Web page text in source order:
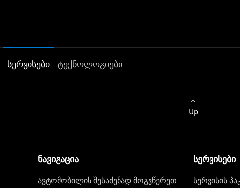
სერვისები ტექნოლოგიები
Up
ნავიგაცია
ავტომობილის შესაძენად მოგვწერეთ
სერვისები
სერვისის